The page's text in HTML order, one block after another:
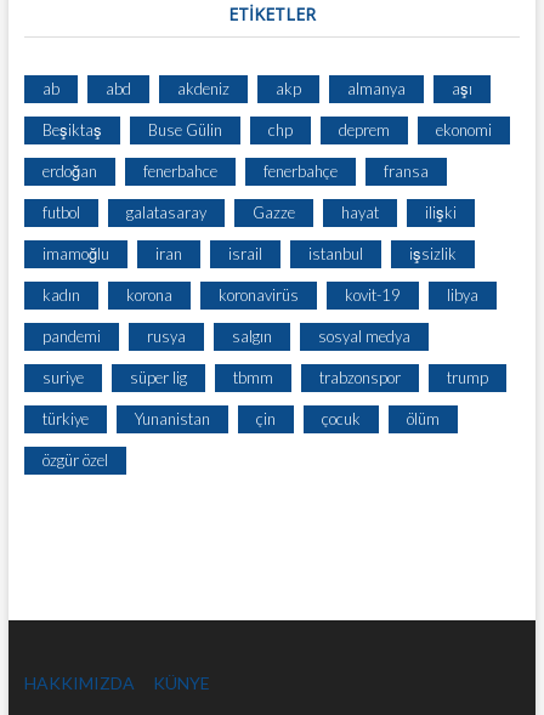
ETİKETLER
ab abd akdeniz akp almanya aşı
Beşiktaş Buse Gülin chp deprem ekonomi
erdoğan fenerbahce fenerbahçe fransa
futbol galatasaray Gazze hayat ilişki
imamoğlu iran israil istanbul işsizlik
kadın korona koronavirüs kovit-19 libya
pandemi rusya salgın sosyal medya
suriye süper lig tbmm trabzonspor trump
türkiye Yunanistan çin çocuk ölüm
özgür özel
HAKKIMIZDA KÜNYE